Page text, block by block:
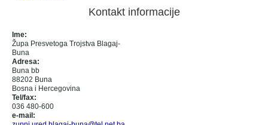
Kontakt informacije
Ime:
Župa Presvetoga Trojstva Blagaj-
Buna
Adresa:
Buna bb
88202 Buna
Bosna i Hercegovina
Tel/fax:
036 480-600
e-mail: